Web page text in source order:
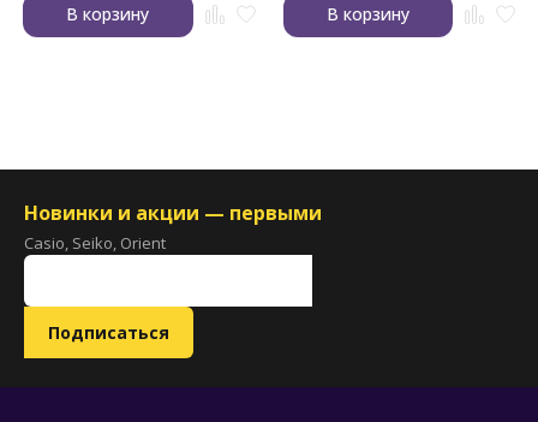
В корзину В корзину
Новинки и акции — первыми
Casio, Seiko, Orient